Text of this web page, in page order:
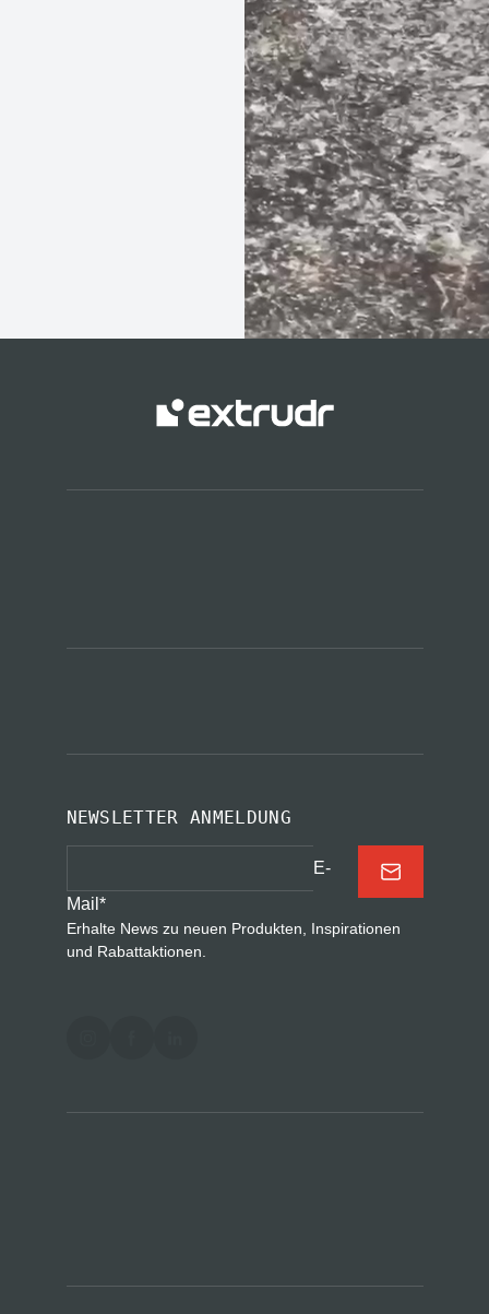
NEWSLETTER ANMELDUNG
E-
Mail *
Erhalte News zu neuen Produkten, Inspirationen
und Rabattaktionen.